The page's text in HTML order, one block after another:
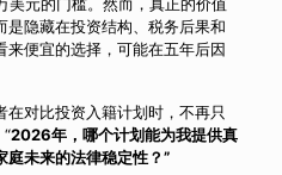
是隐藏在投资结构、税务后果和
便宜的选择，可能在五年后因
对比投资入籍计划时，不再只
2026年，哪个计划能为我提供真
庭未来的法律稳定性？”